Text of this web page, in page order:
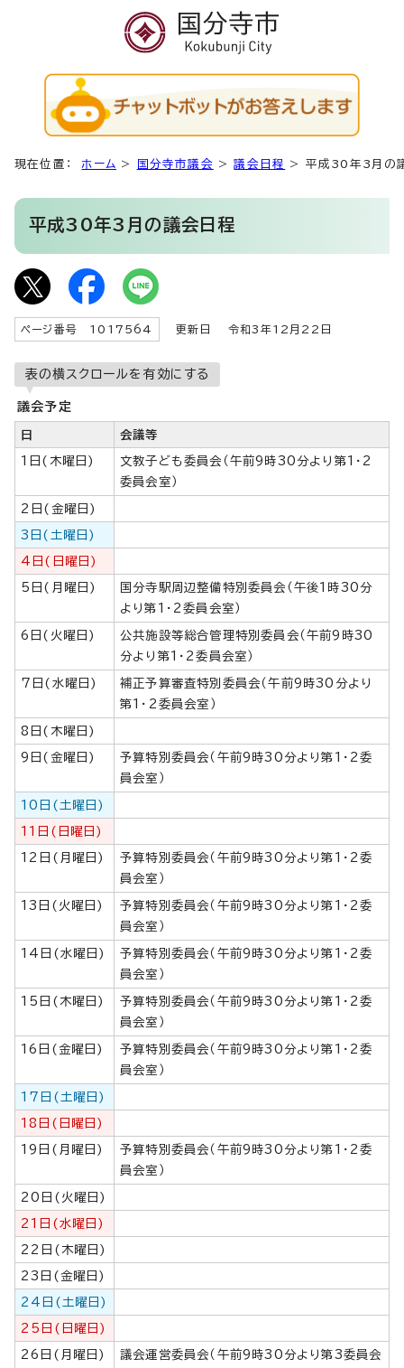
現在位置： ホーム > 国分寺市議会 >議会日程 > 平成30年3月の
平成30年3月の議会日程
ページ番号 1017564 更新日 令和3年12月22日
表の横スクロールを有効にする
議会予定
日 会議等
1日(木曜日)
文教子ども委員会（午前9時30分より第1・2
委員会室）
2日(金曜日)
3日(土曜日)
4日(日曜日)
5日(月曜日)
国分寺駅周辺整備特別委員会（午後1時30分
より第1・2委員会室）
6日(火曜日)
公共施設等総合管理特別委員会（午前9時30
分より第1・2委員会室）
7日(水曜日)
補正予算審査特別委員会（午前9時30分より
第1・2委員会室）
8日(木曜日)
9日(金曜日)
予算特別委員会（午前9時30分より第1・2委
員会室）
10日(土曜日)
11日(日曜日)
12日(月曜日)
予算特別委員会（午前9時30分より第1・2委
員会室）
13日(火曜日)
予算特別委員会（午前9時30分より第1・2委
員会室）
14日(水曜日)
予算特別委員会（午前9時30分より第1・2委
員会室）
15日(木曜日)
予算特別委員会（午前9時30分より第1・2委
員会室）
16日(金曜日)
予算特別委員会（午前9時30分より第1・2委
員会室）
17日(土曜日)
18日(日曜日)
19日(月曜日)
予算特別委員会（午前9時30分より第1・2委
員会室）
20日(火曜日)
21日(水曜日)
22日(木曜日)
23日(金曜日)
24日(土曜日)
25日(日曜日)
26日(月曜日)
議会運営委員会（午前9時30分より第3委員会